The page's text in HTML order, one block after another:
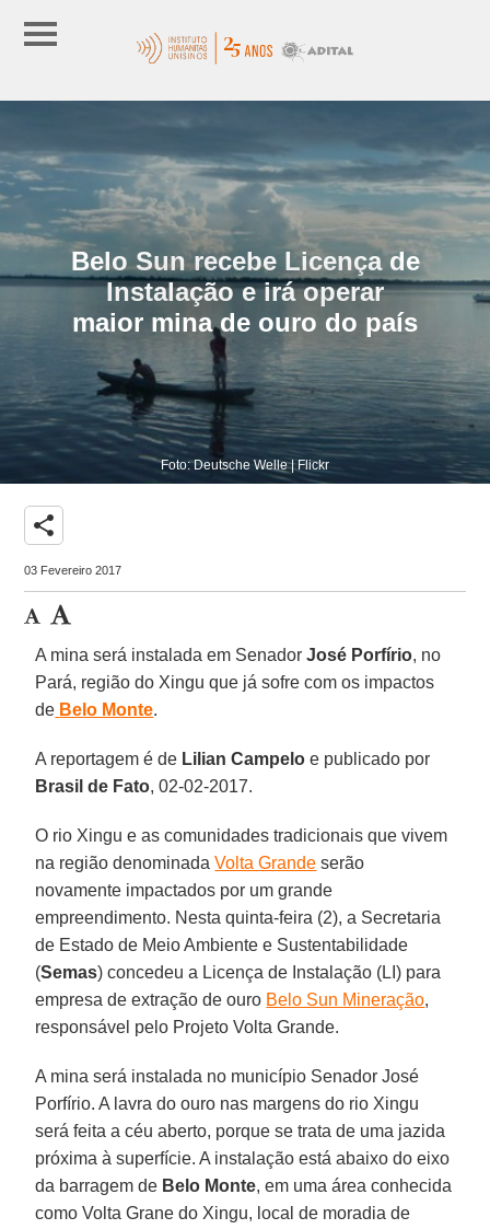
Belo Sun recebe Licença de
Instalação e irá operar
maior mina de ouro do país
Foto: Deutsche Welle | Flickr
share
03 Fevereiro 2017
A mina será instalada em SenadorJosé Porfírio, no
Pará, região do Xingu que já sofre com os impactos
de Belo Monte.
A reportagem é de Lilian Campelo e publicado por
Brasil de Fato, 02-02-2017.
O rio Xingu e as comunidades tradicionais que vivem
na região denominadaVolta Grande serão
novamente impactados por um grande
empreendimento. Nesta quinta-feira (2), a Secretaria
de Estado de Meio Ambiente e Sustentabilidade
(Semas) concedeu a Licença de Instalação (LI) para
empresa de extração de ouro Belo Sun Mineração,
responsável pelo Projeto Volta Grande.
A mina será instalada no município Senador José
Porfírio. A lavra do ouro nas margens do rio Xingu
será feita a céu aberto, porque se trata de uma jazida
próxima à superfície. A instalação está abaixo do eixo
da barragem de Belo Monte, em uma área conhecida
como Volta Grane do Xingu, local de moradia de